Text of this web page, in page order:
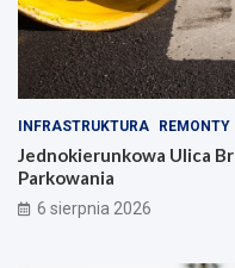
INFRASTRUKTURA REMONTY
Jednokierunkowa Ulica
Parkowania
6 sierpnia 2026